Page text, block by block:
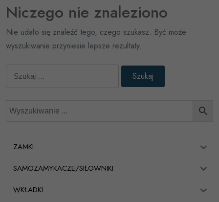
Niczego nie znaleziono
Nie udało się znaleźć tego, czego szukasz. Być może
wyszukiwanie przyniesie lepsze rezultaty.
Szukaj:
ZAMKI
SAMOZAMYKACZE/SIŁOWNIKI
WKŁADKI